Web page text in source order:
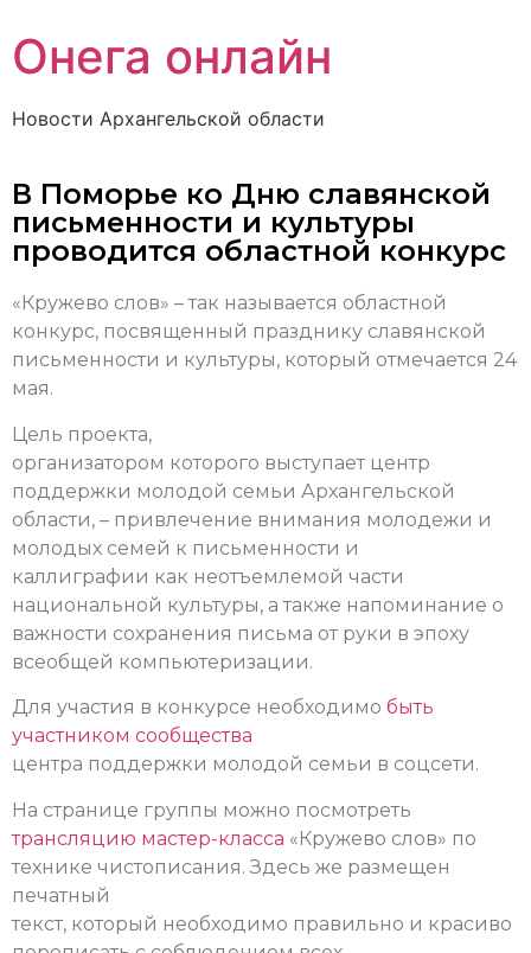
Онега онлайн
Новости Архангельской области
В Поморье ко Дню славянской
письменности и культуры
проводится областной конкурс
«Кружево слов» – так называется областной
конкурс, посвященный празднику славянской
письменности и культуры, который отмечается 24
мая.
Цель проекта,
организатором которого выступает центр
поддержки молодой семьи Архангельской
области, – привлечение внимания молодежи и
молодых семей к письменности и
каллиграфии как неотъемлемой части
национальной культуры, а также напоминание о
важности сохранения письма от руки в эпоху
всеобщей компьютеризации.
Для участия в конкурсе необходимо быть
участником сообщества
центра поддержки молодой семьи в соцсети.
На странице группы можно посмотреть
трансляцию мастер-класса «Кружево слов» по
технике чистописания. Здесь же размещен
печатный
текст, который необходимо правильно и красиво